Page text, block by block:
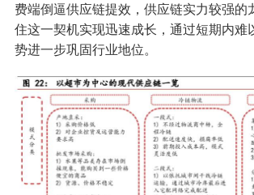
费端倒逼供应链提效，供应链实力较强的
住这一契机实现迅速成长，通过短期内难
势进一步巩固行业地位。